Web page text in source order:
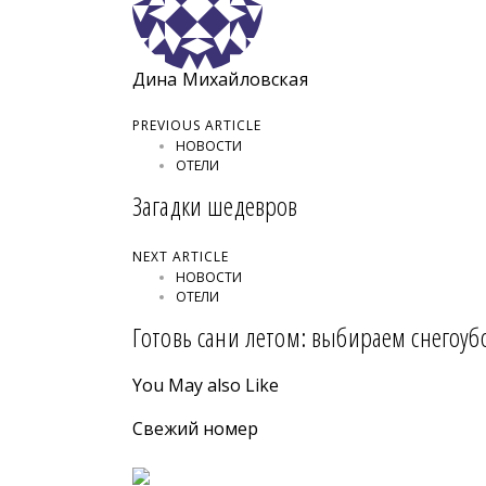
Дина Михайловская
PREVIOUS ARTICLE
НОВОСТИ
ОТЕЛИ
Загадки шедевров
NEXT ARTICLE
НОВОСТИ
ОТЕЛИ
Готовь сани летом: выбираем
You May also Like
Свежий номер